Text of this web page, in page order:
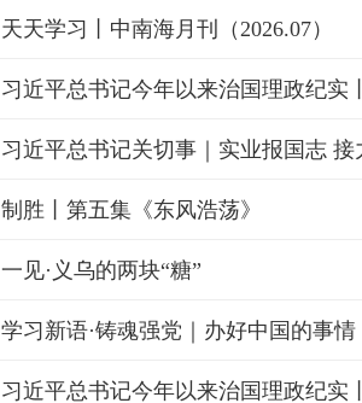
天天学习丨中南海月刊（2026.07）
习近平总书记关切事｜实业报国志 接
制胜丨第五集《东风浩荡》
一见·义乌的两块“糖”
学习新语·铸魂强党｜办好中国的事